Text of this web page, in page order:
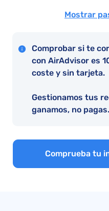
Mostrar
Comprobar si te
con AirAdvisor es
coste y sin tarjeta.
Gestionamos tus
ganamos, no pagas.
Comprueba tu